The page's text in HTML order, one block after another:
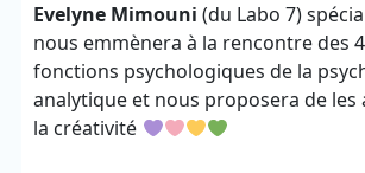
Evelyne Mimouni (du Labo 7)
nous emmènera à la rencontre des 4
fonctions psychologiques de la
analytique et nous proposera de
la créativité